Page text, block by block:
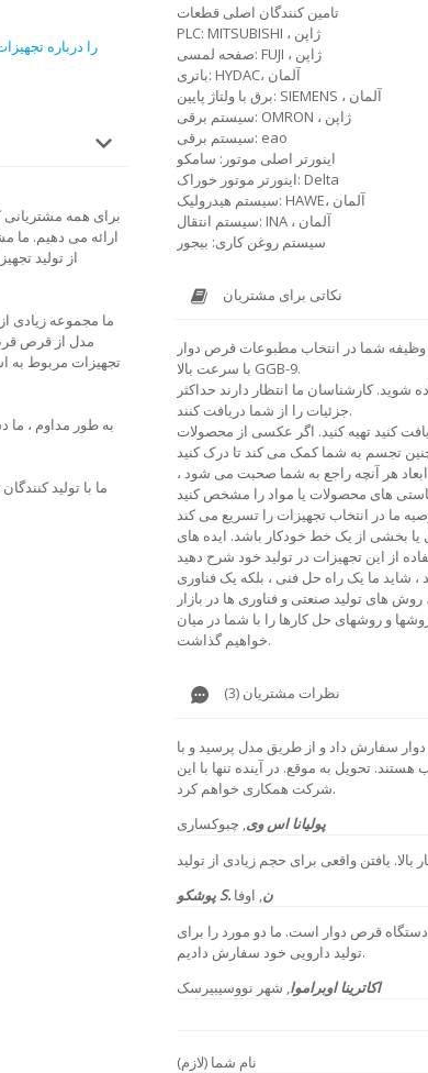
برای همه مشتریانی
ارائه می دهیم. ما
از تولید
ما مجموعه زیادی
مدل از قرص
تجهیزات مربوط به
به طور مداوم ، ما
ما با تولید
تامین کنندگان اصلی قطعات
PLC: MITSUBISHI ، ژاپن
صفحه لمسی: FUJI ، ژاپن
باتری: HYDAC، آلمان
برق با ولتاژ پایین: SIEMENS ، آلمان
سیستم برقی: OMRON ، ژاپن
سیستم برقی: eao
اینورتر اصلی موتور: سامکو
اینورتر موتور خوراک: Delta
سیستم هیدرولیک: HAWE، آلمان
سیستم انتقال: INA ، آلمان
سیستم روغن کاری: بیجور
نکاتی برای مشتریان
شما در انتخاب مطبوعات قرص دوار
با سرعت بالا GGB-9.
کارشناسان ما انتظار دارند حداکثر
جزئیات را از شما دریافت کنند.
کنید تهیه کنید. اگر عکسی از محصولات
هر آنچه راجع به شما صحبت می شود ،
بخشی از یک خط خودکار باشد. ایده های
شاید ما یک راه حل فنی ، بلکه یک فناوری
های تولید صنعتی و فناوری ها در بازار
و روشهای حل کارها را با شما در میان
خواهیم گذاشت.
نظرات مشتریان (3)
سفارش داد و از طریق مدل پرسید و با
تحویل به موقع. در آینده تنها با این
شرکت همکاری خواهم کرد.
پولیانا اس وی, چبوکساری
پوشکو S. ن, اوفا
قرص دوار است. ما دو مورد را برای
تولید دارویی خود سفارش دادیم.
اکاترینا اوبراموا, شهر نووسیبیرسک
نام شما (لازم)